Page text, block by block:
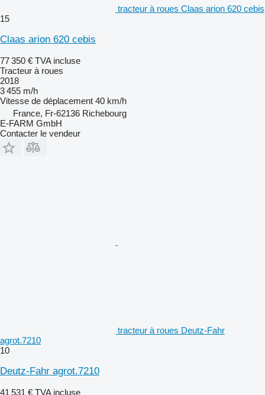
tracteur à roues Claas arion 620 cebis
15
Claas arion 620 cebis
77 350 € TVA incluse
Tracteur à roues
2018
3 455 m/h
Vitesse de déplacement 40 km/h
France, Fr-62136 Richebourg
E-FARM GmbH
Contacter le vendeur
tracteur à roues Deutz-Fahr
agrot.7210
10
Deutz-Fahr agrot.7210
41 531 € TVA incluse